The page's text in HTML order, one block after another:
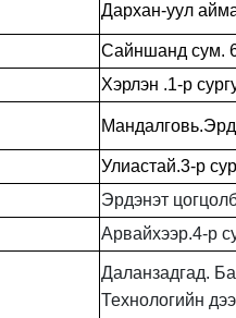
Дархан-уул
Сайншанд сум.
Хэрлэн .1-р
Улиастай.3-р
Эрдэнэт
Арвайхээр.4-р
Даланзадгад.
Технологийн